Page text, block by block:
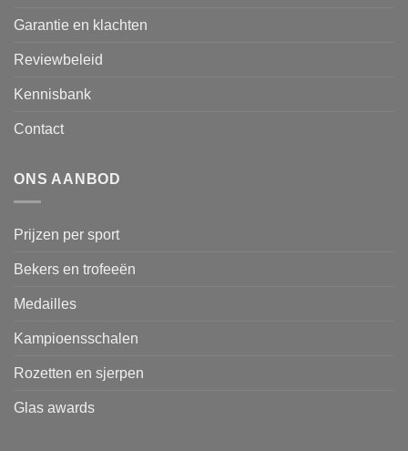
Garantie en klachten
Reviewbeleid
Kennisbank
Contact
ONS AANBOD
Prijzen per sport
Bekers en trofeeën
Medailles
Kampioensschalen
Rozetten en sjerpen
Glas awards